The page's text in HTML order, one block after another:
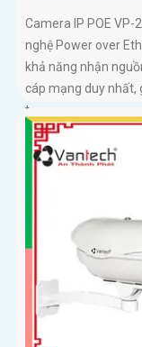
Camera IP POE
nghệ Power over
khả năng nhận
cáp mạng duy nhất,
tạp